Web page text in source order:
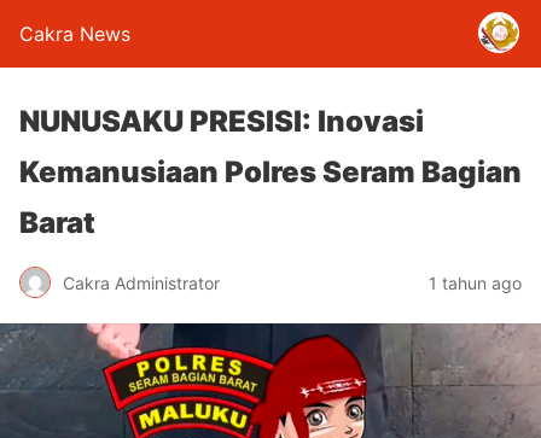
Cakra News
NUNUSAKU PRESISI: Inovasi
Kemanusiaan Polres Seram Bagian
Barat
Cakra Administrator 1 tahun ago